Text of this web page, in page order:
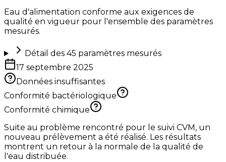
Eau d'alimentation conforme aux exigences de
qualité en vigueur pour l'ensemble des paramètres
mesurés.
Détail des 45 paramètres mesurés
17 septembre 2025
Données insuffisantes
Conformité bactériologique
Conformité chimique
Suite au problème rencontré pour le suivi CVM, un
nouveau prélèvement a été réalisé. Les résultats
montrent un retour à la normale de la qualité de
l'eau distribuée.